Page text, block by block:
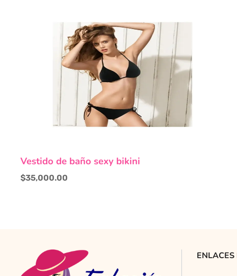
producto
tiene
múltiples
elegir
en
Vestido de baño sexy bikini
$35,000.00